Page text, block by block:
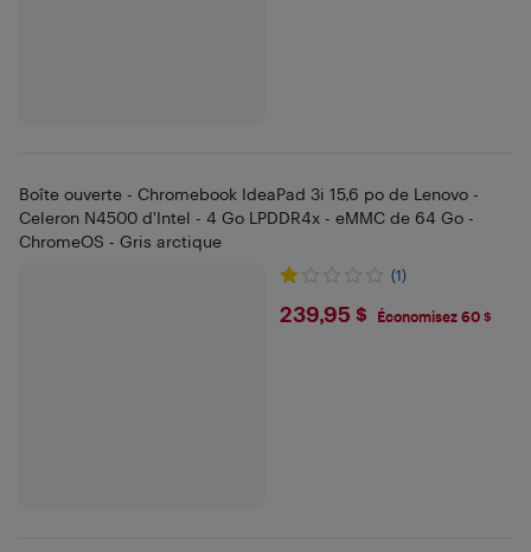
Boîte ouverte - Chromebook IdeaPad 3i 15,6 po de Lenovo -
Celeron N4500 d'Intel - 4 Go LPDDR4x - eMMC de 64 Go -
ChromeOS - Gris arctique
(1)
$239.95
239,95 $ Économisez 60 $